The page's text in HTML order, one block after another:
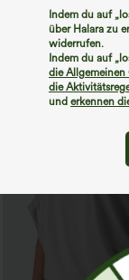
Indem du auf
über Halara zu
widerrufen.
Indem du auf
die Allgemeinen
die
und erkennen